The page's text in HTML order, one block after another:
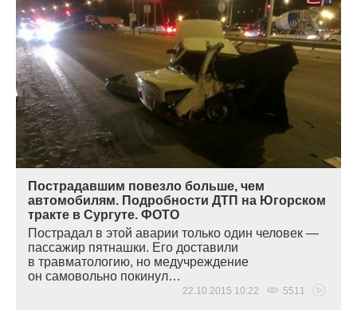
Пострадавшим повезло больше, чем
автомобилям. Подробности ДТП на Югорском
тракте в Сургуте. ФОТО
Пострадал в этой аварии только один человек —
пассажир пятнашки. Его доставили
в травматологию, но медучреждение
он самовольно покинул…
22.10.2015 10:22 5511